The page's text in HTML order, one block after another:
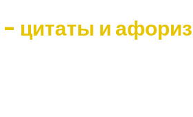
цитаты и